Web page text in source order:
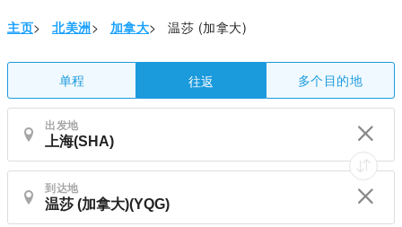
主页> 北美洲> 加拿大> 温莎 (加拿大)
单程 往返 多个目的地
出发地
到达地